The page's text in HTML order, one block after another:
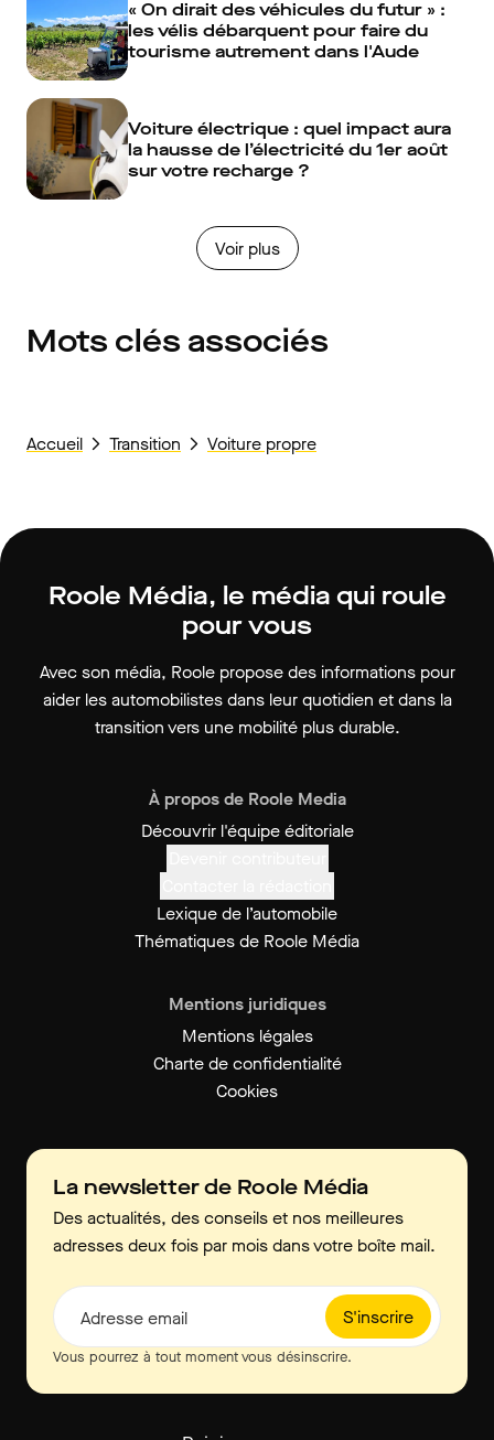
« On dirait des véhicules du futur » :
les vélis débarquent pour faire du
tourisme autrement dans l'Aude
Voiture électrique : quel impact aura
la hausse de l’électricité du 1er août
sur votre recharge ?
Voir plus
Mots clés associés
Accueil Transition Voiture propre
Roole Média, le média qui roule
pour vous
Avec son média, Roole propose des informations pour
aider les automobilistes dans leur quotidien et dans la
transition vers une mobilité plus durable.
À propos de Roole Media
Découvrir l'équipe éditoriale
Lexique de l’automobile
Thématiques de Roole Média
Mentions juridiques
Mentions légales
Charte de confidentialité
Cookies
La newsletter de Roole Média
Des actualités, des conseils et nos meilleures
adresses deux fois par mois dans votre boîte mail.
S'inscrire
Adresse email
Vous pourrez à tout moment vous désinscrire.